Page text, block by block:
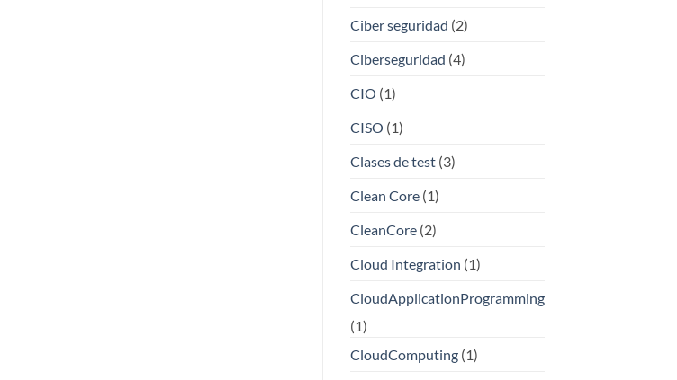
Ciber seguridad (2)
Ciberseguridad (4)
CIO (1)
CISO (1)
Clases de test(3)
Clean Core(1)
CleanCore(2)
Cloud Integration (1)
CloudApplicationProgramming
(1)
CloudComputing(1)